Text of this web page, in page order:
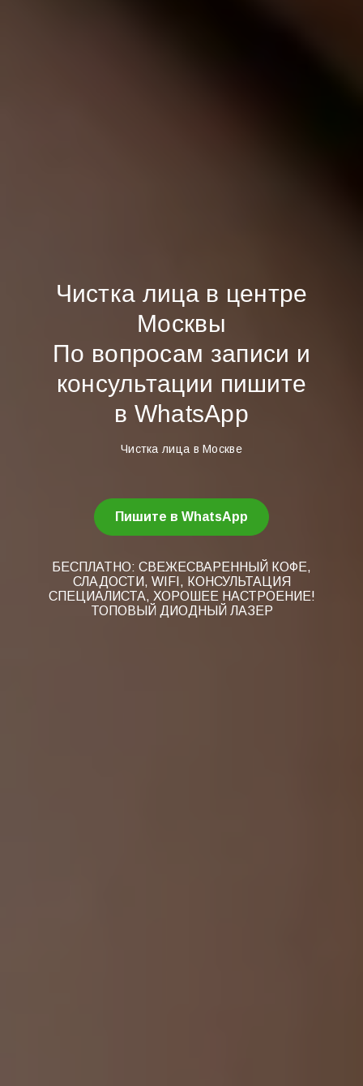
Чистка лица в центре
Москвы
По вопросам записи и
консультации пишите
в WhatsApp
Чистка лица в Москве
Пишите в WhatsApp
БЕСПЛАТНО: СВЕЖЕСВАРЕННЫЙ КОФЕ,
СЛАДОСТИ, WIFI, КОНСУЛЬТАЦИЯ
СПЕЦИАЛИСТА, ХОРОШЕЕ НАСТРОЕНИЕ!
ТОПОВЫЙ ДИОДНЫЙ ЛАЗЕР